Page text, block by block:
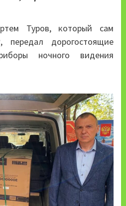
Туров, который сам
дорогостоящие
ночного видения